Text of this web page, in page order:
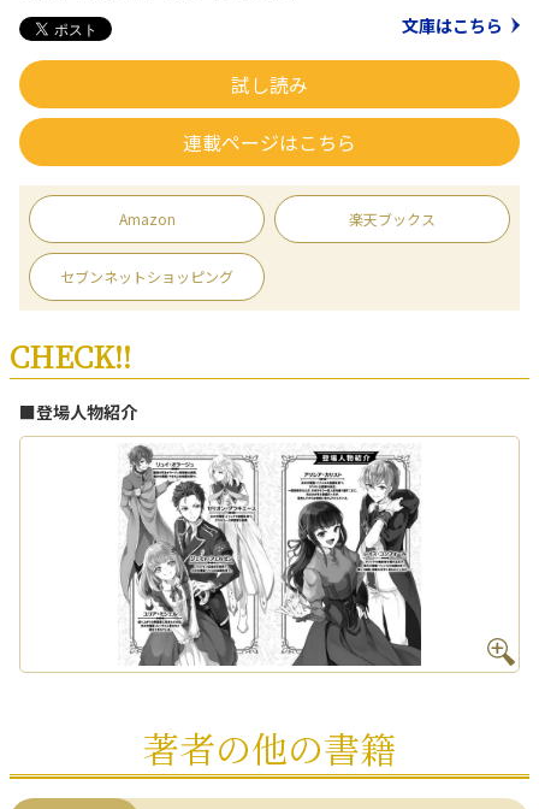
文庫はこちら
試し読み
連載ページはこちら
Amazon 楽天ブックス
セブンネットショッピング
CHECK!!
■登場人物紹介
著者の他の書籍